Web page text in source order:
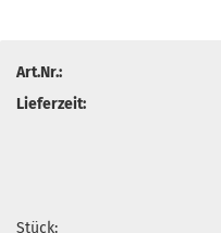
Art.Nr.:
Lieferzeit:
Stück: